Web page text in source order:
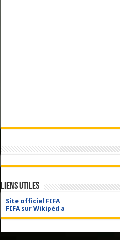
Liens utiles
Site officiel FIFA
FIFA sur Wikipédia